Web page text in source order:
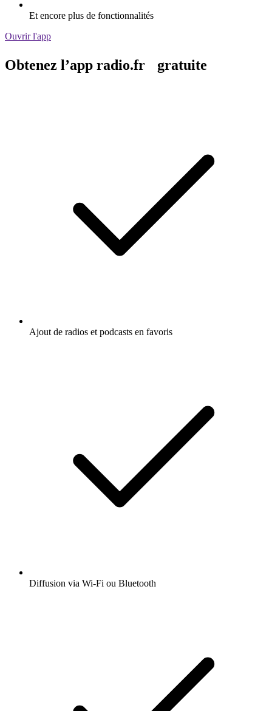
Et encore plus de fonctionnalités
Ouvrir l'app
Obtenez l’app radio.fr gratuite
Ajout de radios et podcasts en favoris
Diffusion via Wi-Fi ou Bluetooth